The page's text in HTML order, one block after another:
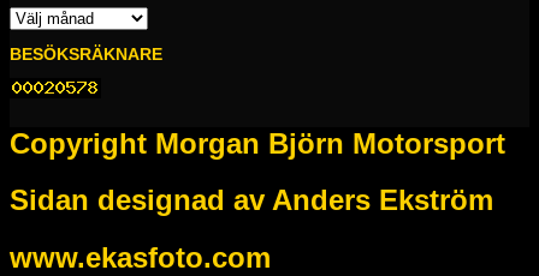
NYHETSARKIVET
BESÖKSRÄKNARE
Copyright Morgan Björn Motorsport
Sidan designad av Anders Ekström
www.ekasfoto.com